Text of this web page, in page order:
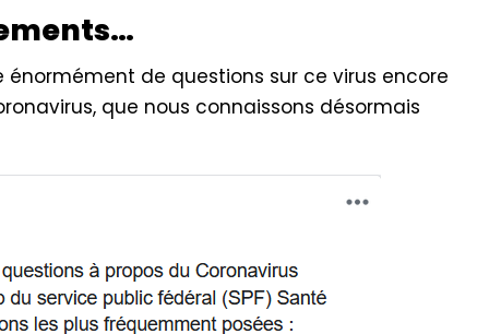
énormément de questions sur ce virus encore
que nous connaissons désormais